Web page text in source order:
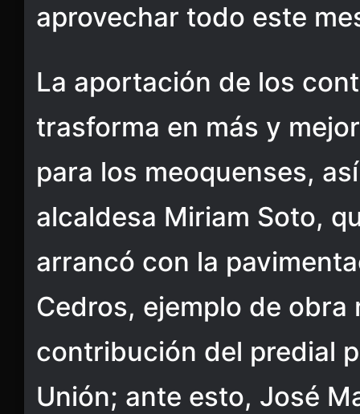
aprovechar todo este
La aportación de los
trasforma en más y
para los meoquenses,
alcaldesa Miriam Soto,
arrancó con la
Cedros, ejemplo de obra
contribución del predial
Unión; ante esto, José